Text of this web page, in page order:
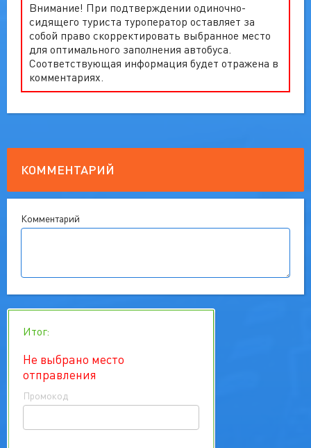
Внимание! При подтверждении одиночно-
сидящего туриста туроператор оставляет за
собой право скорректировать выбранное место
для оптимального заполнения автобуса.
Соответствующая информация будет отражена в
комментариях.
КОММЕНТАРИЙ
Комментарий
Итог:
Не выбрано место
отправления
Промокод